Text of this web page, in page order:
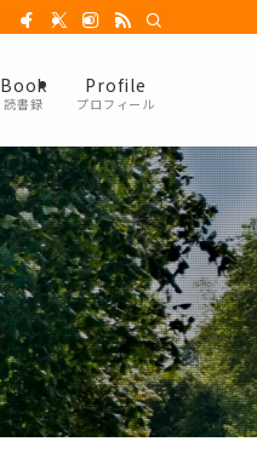
Book
読書録
Profile
プロフィール